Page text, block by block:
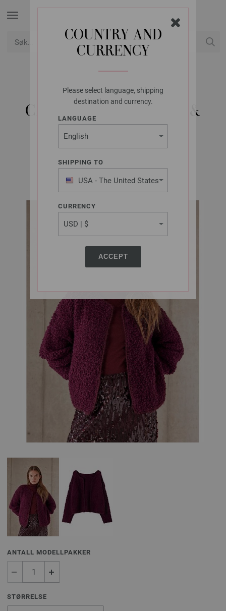
COUNTRY AND
CURRENCY
Please select language, shipping
destination and currency.
LANGUAGE
SHIPPING TO
USA - The United States
of America
CURRENCY
ACCEPT
LANA GROSSA
CARDIGAN ORSETTO &
SILKHAIR
FILATI No. 70 | Modell 50
ANTALL MODELLPAKKER
STØRRELSE